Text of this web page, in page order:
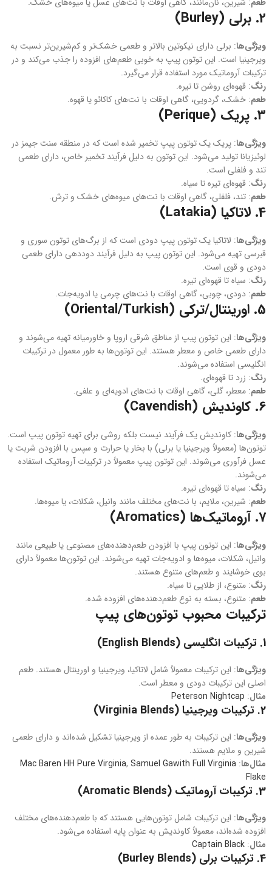
2. برلی (Burley)
ویژگی‌ها: برلی دارای نیکوتین بالاتر و طعمی خشک‌تر و کم‌شیرین‌تر نسبت به
ویرجینیا است. این توتون پیپ به خوبی طعم‌های افزوده را جذب می‌کند و در
ترکیبات آروماتیک مورد استفاده قرار می‌گیرد.
رنگ: قهوه‌ای روشن تا تیره.
طعم: خشک، گردویی، گاهی اوقات با نت‌های کاکائو یا قهوه.
3. پریک (Perique)
ویژگی‌ها: پریک یک توتون پیپ تخمیر شده است که در منطقه سنت جیمز در
لوئیزیانا تولید می‌شود. این توتون به دلیل فرآیند تخمیر خاص، دارای طعمی
تند و فلفلی است.
رنگ: قهوه‌ای تیره تا سیاه.
طعم: تند، فلفلی، گاهی اوقات با نت‌های میوه‌های خشک و ترش.
4. لاتاکیا (Latakia)
ویژگی‌ها: لاتاکیا یک توتون پیپ دودی است که از برگ‌های توتون سوری و
قبرسی تهیه می‌شود. این توتون پیپ به دلیل فرآیند دوددهی دارای طعمی
دودی و قوی است.
رنگ: سیاه تا قهوه‌ای تیره.
طعم: دودی، چوبی، گاهی اوقات با نت‌های چرمی یا ادویه‌جات.
5. اورینتال/ترکی (Oriental/Turkish)
ویژگی‌ها: این توتون‌ پیپ از مناطق شرقی اروپا و خاورمیانه تهیه می‌شوند و
دارای طعمی خاص و معطر هستند. این توتون‌ها به طور معمول در ترکیبات
انگلیسی استفاده می‌شوند.
رنگ: زرد تا قهوه‌ای.
طعم: معطر، گلی، گاهی اوقات با نت‌های ادویه‌ای و علفی.
6. کاوندیش (Cavendish)
ویژگی‌ها: کاوندیش یک فرآیند نیست بلکه روشی برای تهیه توتون پیپ است.
توتون‌ها (معمولاً ویرجینیا یا برلی) با بخار یا حرارت و سپس با افزودن شربت یا
عسل فرآوری می‌شوند. این توتون‌ پیپ معمولاً در ترکیبات آروماتیک استفاده
می‌شوند.
رنگ: سیاه تا قهوه‌ای تیره.
طعم: شیرین، ملایم، با نت‌های مختلف مانند وانیل، شکلات، یا میوه‌ها.
7. آروماتیک‌ها (Aromatics)
ویژگی‌ها: این توتون‌ پیپ با افزودن طعم‌دهنده‌های مصنوعی یا طبیعی مانند
وانیل، شکلات، میوه‌ها و ادویه‌جات تهیه می‌شوند. این توتون‌ها معمولاً دارای
بوی خوشایند و طعم‌های متنوع هستند.
رنگ: متنوع، از طلایی تا سیاه.
طعم: متنوع، بسته به نوع طعم‌دهنده‌های افزوده شده.
ترکیبات محبوب توتون‌های پیپ
1. ترکیبات انگلیسی (English Blends)
ویژگی‌ها: این ترکیبات معمولاً شامل لاتاکیا، ویرجینیا و اورینتال هستند. طعم
اصلی این ترکیبات دودی و معطر است.
مثال‌:
Peterson Nightcap
2. ترکیبات ویرجینیا (Virginia Blends)
ویژگی‌ها: این ترکیبات به طور عمده از ویرجینیا تشکیل شده‌اند و دارای طعمی
شیرین و ملایم هستند.
مثال‌ها:
Mac Baren HH Pure Virginia, Samuel Gawith Full Virginia
Flake
3. ترکیبات آروماتیک (Aromatic Blends)
ویژگی‌ها: این ترکیبات شامل توتون‌هایی هستند که با طعم‌دهنده‌های مختلف
افزوده شده‌اند، معمولاً کاوندیش به عنوان پایه استفاده می‌شود.
مثال‌:
Captain Black
4. ترکیبات برلی (Burley Blends)